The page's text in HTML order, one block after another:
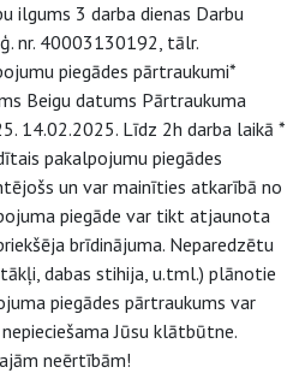
ilgums 3 darba dienas Darbu
nr. 40003130192, tālr.
piegādes pārtraukumi*
Beigu datums Pārtraukuma
14.02.2025. Līdz 2h darba laikā *
pakalpojumu piegādes
un var mainīties atkarībā no
piegāde var tikt atjaunota
brīdinājuma. Neparedzētu
dabas stihija, u.tml.) plānotie
piegādes pārtraukums var
Jūsu klātbūtne.
neērtībām!